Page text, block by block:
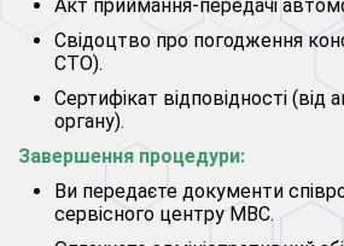
Акт приймання-передачі
Свідоцтво про погодження
СТО).
Сертифікат відповідності (від
органу).
Завершення процедури:
Ви передаєте документи
сервісного центру МВС.